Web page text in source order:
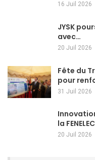
16 Juil 2026
JYSK
avec…
20 Juil 2026
Fête du
pour
31 Juil 2026
la
20 Juil 2026